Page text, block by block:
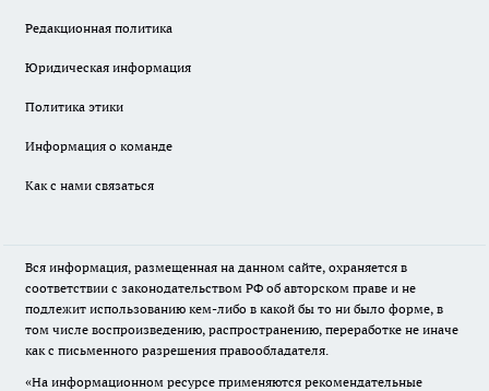
Редакционная политика
Юридическая информация
Политика этики
Информация о команде
Как с нами связаться
Вся информация, размещенная на данном сайте, охраняется в
соответствии с законодательством РФ об авторском праве и не
подлежит использованию кем-либо в какой бы то ни было форме, в
том числе воспроизведению, распространению, переработке не иначе
как с письменного разрешения правообладателя.
«На информационном ресурсе применяются рекомендательные